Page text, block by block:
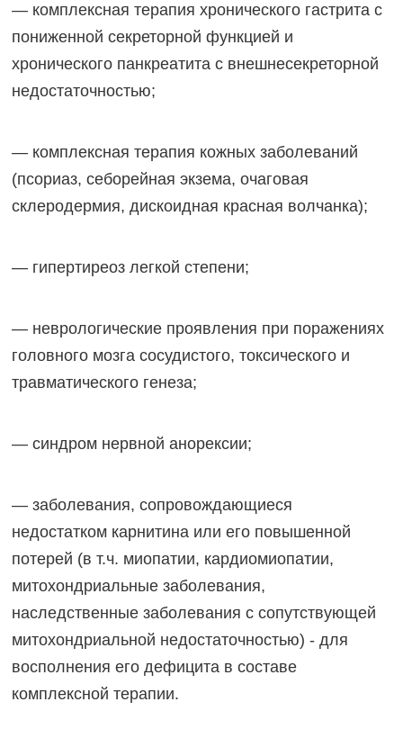
— комплексная терапия хронического гастрита с
пониженной секреторной функцией и
хронического панкреатита с внешнесекреторной
недостаточностью;
— комплексная терапия кожных заболеваний
(псориаз, себорейная экзема, очаговая
склеродермия, дискоидная красная волчанка);
— гипертиреоз легкой степени;
— неврологические проявления при поражениях
головного мозга сосудистого, токсического и
травматического генеза;
— синдром нервной анорексии;
— заболевания, сопровождающиеся
недостатком карнитина или его повышенной
потерей (в т.ч. миопатии, кардиомиопатии,
митохондриальные заболевания,
наследственные заболевания с сопутствующей
митохондриальной недостаточностью) - для
восполнения его дефицита в составе
комплексной терапии.